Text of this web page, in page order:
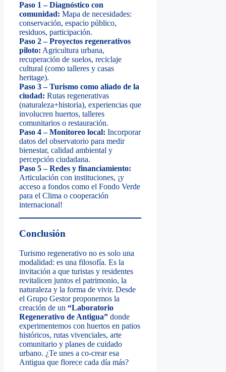
Paso 1 – Diagnóstico con
comunidad: Mapa de necesidades:
conservación, espacio público,
residuos, participación.
Paso 2 – Proyectos regenerativos
piloto: Agricultura urbana,
recuperación de suelos, reciclaje
cultural (como talleres y casas
heritage).
Paso 3 – Turismo como aliado de la
ciudad: Rutas regenerativas
(naturaleza+historia), experiencias que
involucren huertos, talleres
comunitarios o restauración.
Paso 4 – Monitoreo local: Incorporar
datos del observatorio para medir
bienestar, calidad ambiental y
percepción ciudadana.
Paso 5 – Redes y financiamiento:
Articulación con instituciones, ¡y
acceso a fondos como el Fondo Verde
para el Clima o cooperación
internacional!
Conclusión
Turismo regenerativo no es solo una
modalidad: es una filosofía. Es la
invitación a que turistas y residentes
revitalicen juntos el patrimonio, la
naturaleza y la forma de vivir. Desde
el Grupo Gestor proponemos la
creación de un “Laboratorio
Regenerativo de Antigua” donde
experimentemos con huertos en patios
históricos, rutas vivenciales, arte
comunitario y planes de cuidado
urbano. ¿Te unes a co-crear esa
Antigua que florece cada día más?